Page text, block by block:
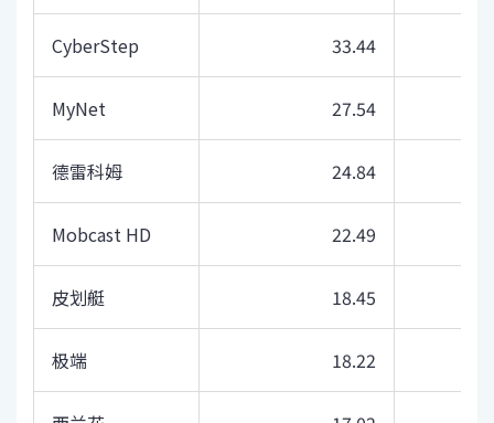
Cyber​​Step 33.44
MyNet 27.54
德雷科姆 24.84
Mobcast HD 22.49
皮划艇 18.45
极端 18.22